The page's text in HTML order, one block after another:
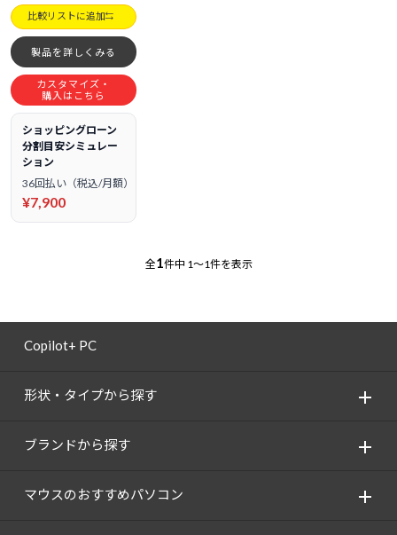
比較リストに追加
製品を詳しくみる
カスタマイズ・
購入はこちら
ショッピングローン
分割目安シミュレー
ション
36回払い（税込/月額）
¥7,900
全1件中 1～1件を表示
Copilot+ PC
形状・タイプから探す
ブランドから探す
マウスのおすすめパソコン